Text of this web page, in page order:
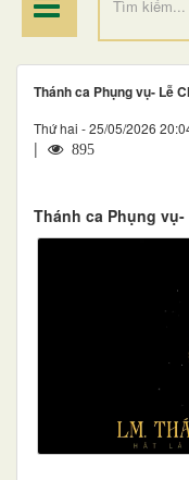
Thánh ca Phụng vụ- Lễ
Thứ hai - 25/05/2026
|
895
Thánh ca Phụng vụ-